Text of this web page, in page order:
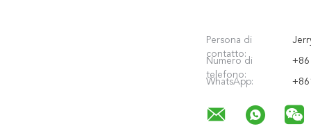
Persona di
contatto:
Numero di
telefono:
+86
WhatsApp: